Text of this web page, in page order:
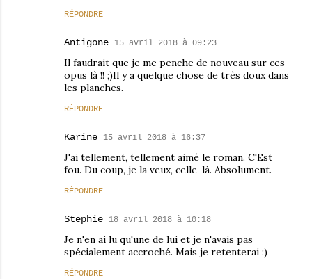
RÉPONDRE
Antigone 15 avril 2018 à 09:23
Il faudrait que je me penche de nouveau sur ces
opus là !! ;)Il y a quelque chose de très doux dans
les planches.
RÉPONDRE
Karine 15 avril 2018 à 16:37
J'ai tellement, tellement aimé le roman. C'Est
fou. Du coup, je la veux, celle-là. Absolument.
RÉPONDRE
Stephie 18 avril 2018 à 10:18
Je n'en ai lu qu'une de lui et je n'avais pas
spécialement accroché. Mais je retenterai :)
RÉPONDRE